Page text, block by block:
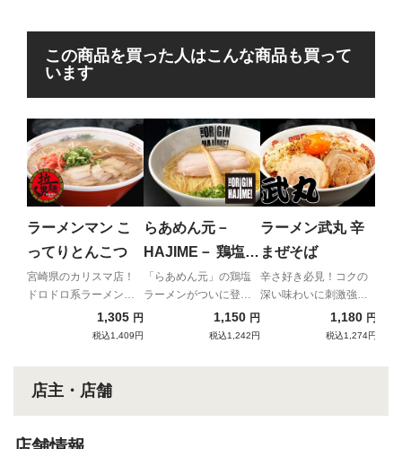
この商品を買った人はこんな商品も買って
います
ラーメンマン こ
ってりとんこつ
宮崎県のカリスマ店！
ドロドロ系ラーメンの
1,305 円
税込1,409円
らあめん元－
HAJIME－ 鶏塩ら
あめん
「らあめん元」の鶏塩
ラーメンがついに登
1,150 円
税込1,242円
ラーメン武丸 辛
まぜそば
辛さ好き必見！コクの
深い味わいに刺激強め
の辛さがたまらない新
感覚インスパイア系ま
1,180 円
税込1,274円
店主・店舗